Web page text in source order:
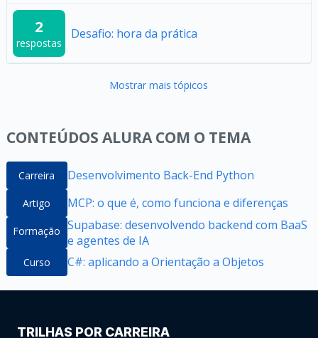
2
respostas
Desafio: hora da prática
Mostrar mais tópicos
CONTEÚDOS ALURA COM O TEMA
Carreira Desenvolvimento Back-End Python
Artigo MCP: o que é, como funciona e diferenças
Formação Supabase: desenvolvendo backend com BaaS
e agentes de IA
Curso C#: aplicando a Orientação a Objetos
TRILHAS POR CARREIRA